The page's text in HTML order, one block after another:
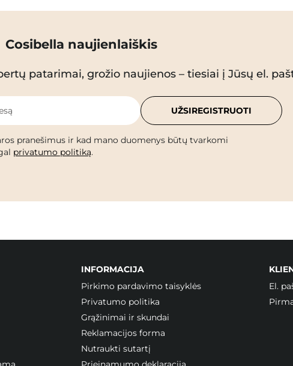
Cosibella naujienlaiškis
patarimai, grožio naujienos – tiesiai į Jūsų el.
pranešimus ir kad mano duomenys būtų tvarkomi
privatumo politiką.
UŽSIREGISTRUOTI
INFORMACIJA
Pirkimo pardavimo taisyklės
Privatumo politika
Grąžinimai ir skundai
Reklamacijos forma
Nutraukti sutartį
El.